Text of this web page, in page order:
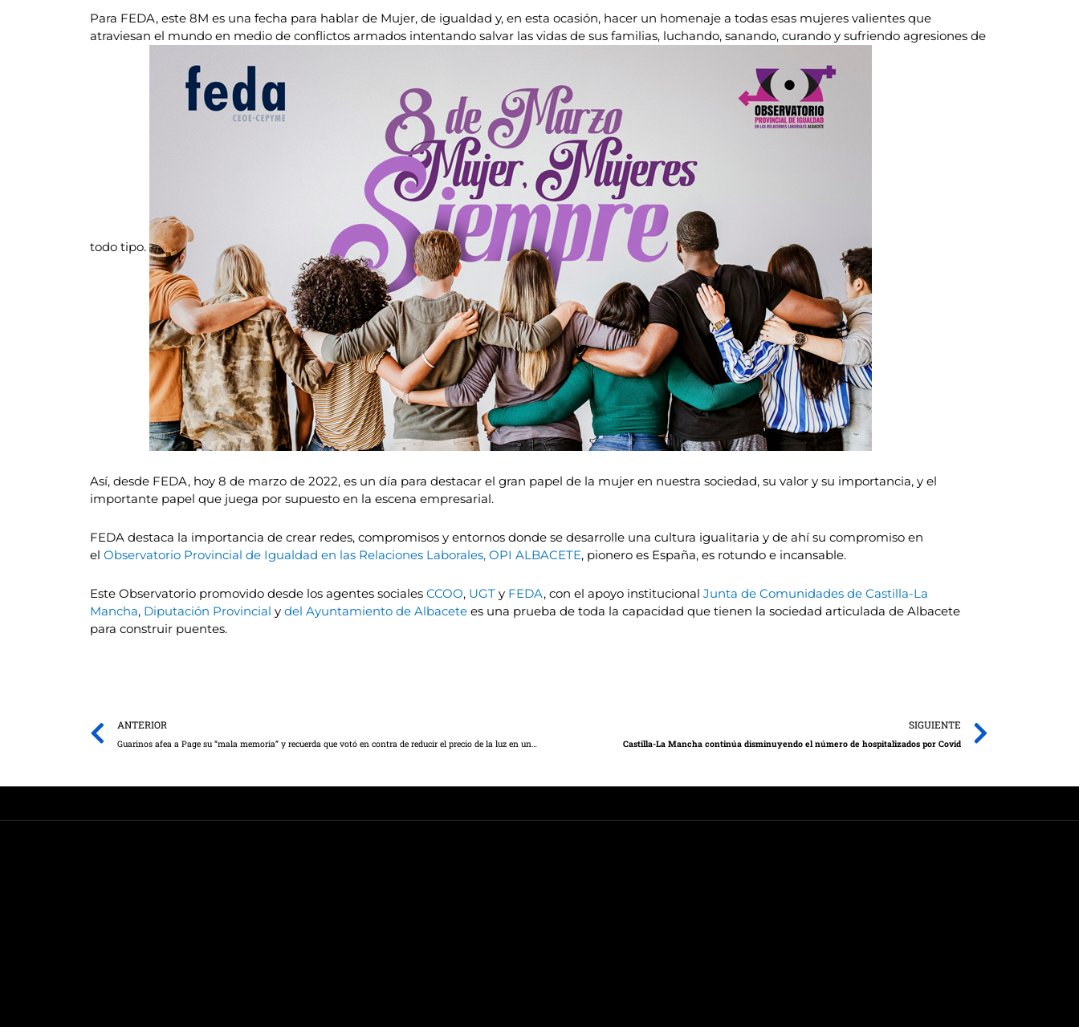
Para FEDA, este 8M es una fecha para hablar de Mujer, de igualdad y, en esta ocasión, hacer un homenaje a todas esas mujeres valientes que
atraviesan el mundo en medio de conflictos armados intentando salvar las vidas de sus familias, luchando, sanando, curando y sufriendo agresiones de
todo tipo.
Así, desde FEDA, hoy 8 de marzo de 2022, es un día para destacar el gran papel de la mujer en nuestra sociedad, su valor y su importancia, y el
importante papel que juega por supuesto en la escena empresarial.
FEDA destaca la importancia de crear redes, compromisos y entornos donde se desarrolle una cultura igualitaria y de ahí su compromiso en
el Observatorio Provincial de Igualdad en las Relaciones Laborales, OPI ALBACETE, pionero es España, es rotundo e incansable.
Este Observatorio promovido desde los agentes sociales CCOO, UGT y FEDA, con el apoyo institucional Junta de Comunidades de Castilla-La
Mancha, Diputación Provincial y del Ayuntamiento de Albacete es una prueba de toda la capacidad que tienen la sociedad articulada de Albacete
para construir puentes.
Prev
ANTERIOR
Guarinos afea a Page su “mala memoria” y recuerda que votó en contra de reducir el precio de la luz en un 20%
SIGUIENTE
Castilla-La Mancha continúa disminuyendo el número de hospitalizados por Covid